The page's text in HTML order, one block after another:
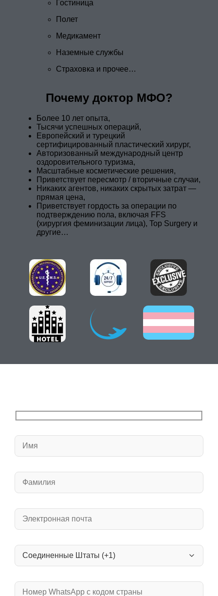
Гостиница
Полет
Медикамент
Наземные службы
Страховка и прочее…
Почему доктор МФО?
Более 10 лет опыта,
Тысячи успешных операций,
Европейский и турецкий
сертифицированный пластический хирург,
Авторизованный международный центр
оздоровительного туризма,
Масштабные косметические решения,
Приветствует пересмотр / вторичные случаи,
Никаких агентов, никаких скрытых затрат —
прямая цена,
Приветствует гордость за операции по
подтверждению пола, включая FFS
(хирургия феминизации лица), Top Surgery и
другие…